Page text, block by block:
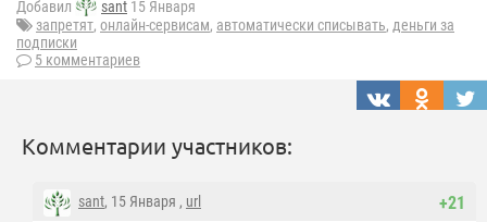
Добавил sant 15 Января
запретят, онлайн-сервисам, автоматически списывать, деньги за
подписки⁠⁠
5 комментариев
Комментарии участников:
+21
sant, 15 Января , url